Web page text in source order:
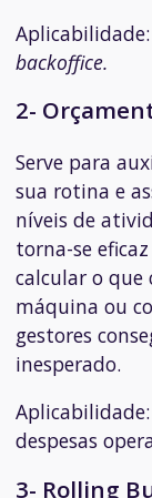
Aplicabilidade:
backoffice.
2-
Serve para
sua rotina e
níveis de
torna-se
calcular o que
máquina ou
gestores
inesperado.
Aplicabilidade:
despesas
3- Rolling